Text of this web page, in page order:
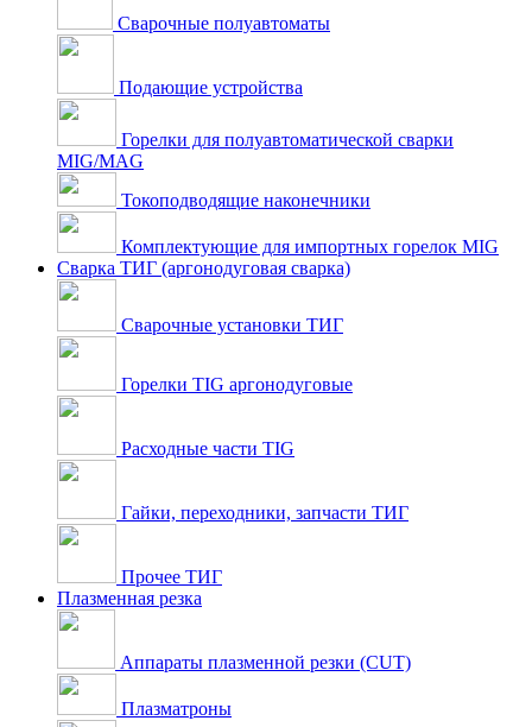
Сварочные полуавтоматы
Подающие устройства
Горелки для полуавтоматической сварки
MIG/MAG
Токоподводящие наконечники
Комплектующие для импортных горелок MIG
Сварка ТИГ (аргонодуговая сварка)
Сварочные установки ТИГ
Горелки TIG аргонодуговые
Расходные части TIG
Гайки, переходники, запчасти ТИГ
Прочее ТИГ
Плазменная резка
Аппараты плазменной резки (CUT)
Плазматроны